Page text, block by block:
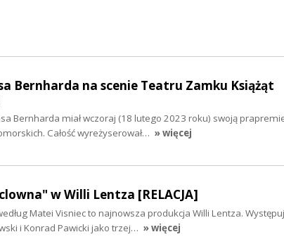
Bernharda na scenie Teatru Zamku Książąt
Bernharda miał wczoraj (18 lutego 2023 roku) swoją
Całość wyreżyserował… » więcej
w Willi Lentza [RELACJA]
Matei Visniec to najnowsza produkcja Willi Lentza.
i Konrad Pawicki jako trzej… » więcej